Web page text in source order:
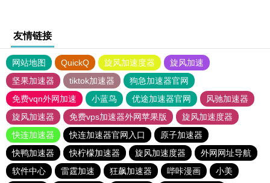
友情链接
网站地图 QuickQ 旋风加速度器
旋风加速
坚果加速器
tiktok加速器
狗急加速器官网
免费vqn外网加速
小蓝鸟 优途加速器官网
风驰加速器
旋风加速器
免费vps加速器外网苹果版
旋风加速度器
快连加速器
快连加速器官网入口
原子加速器
快鸭加速器
快柠檬加速器 旋风加速度器
外网网址导航
软件中心
雷霆加速 狂飙加速器 哔咔漫画
小美